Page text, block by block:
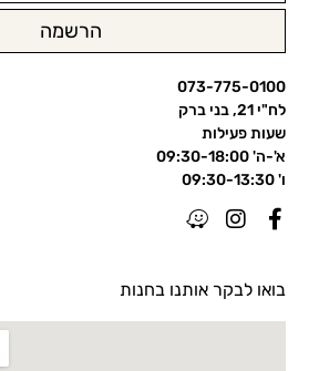
הרשמה
073-775-0100
לח"י 21, בני ברק
שעות פעילות
א'-ה' 09:30-18:00
ו' 09:30-13:30
בואו לבקר אותנו בחנות